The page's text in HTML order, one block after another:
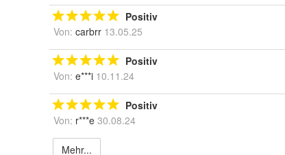
Positiv
Von: carbrr 13.05.25
Positiv
Von: e***i 10.11.24
Positiv
Von: r***e 30.08.24
Mehr...